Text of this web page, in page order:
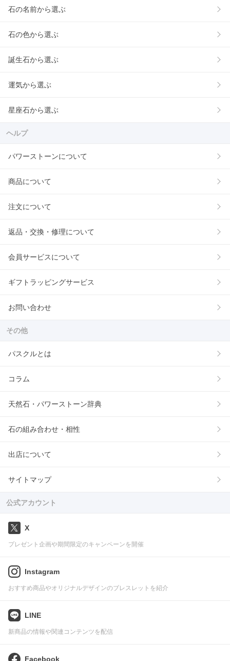
石の名前から選ぶ
石の色から選ぶ
誕生石から選ぶ
運気から選ぶ
星座石から選ぶ
ヘルプ
パワーストーンについて
商品について
注文について
返品・交換・修理について
会員サービスについて
ギフトラッピングサービス
お問い合わせ
その他
パスクルとは
コラム
天然石・パワーストーン辞典
石の組み合わせ・相性
出店について
サイトマップ
公式アカウント
X
プレゼント企画や期間限定のキャンペーンを開催
Instagram
おすすめ商品やオリジナルデザインのブレスレットを紹介
LINE
新商品の情報や関連コンテンツを配信
Facebook